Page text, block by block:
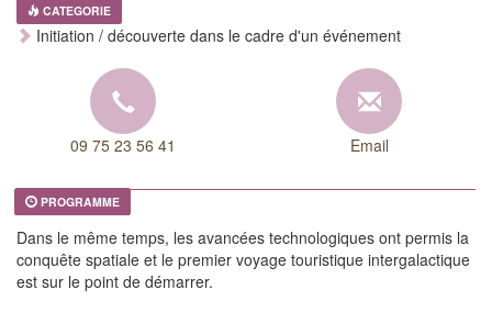
CATEGORIE
Initiation / découverte dans le cadre d'un événement
09 75 23 56 41 Email
PROGRAMME
Dans le même temps, les avancées technologiques ont permis la
conquête spatiale et le premier voyage touristique intergalactique
est sur le point de démarrer.